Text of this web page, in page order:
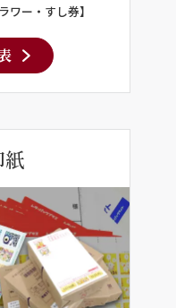
ワー・すし券】